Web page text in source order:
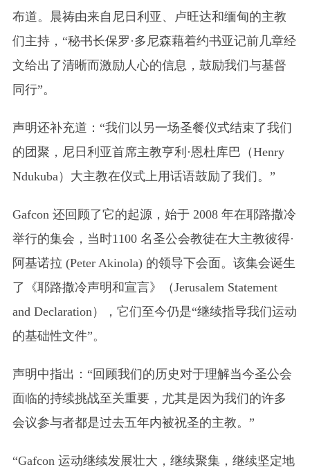
布道。晨祷由来自尼日利亚、卢旺达和缅甸的主教
们主持，“秘书长保罗·多尼森藉着约书亚记前几章经
文给出了清晰而激励人心的信息，鼓励我们与基督
同行”。
声明还补充道：“我们以另一场圣餐仪式结束了我们
的团聚，尼日利亚首席主教亨利·恩杜库巴（Henry
Ndukuba）大主教在仪式上用话语鼓励了我们。”
Gafcon 还回顾了它的起源，始于 2008 年在耶路撒冷
举行的集会，当时1100 名圣公会教徒在大主教彼得·
阿基诺拉 (Peter Akinola) 的领导下会面。该集会诞生
了《耶路撒冷声明和宣言》（Jerusalem Statement
and Declaration），它们至今仍是“继续指导我们运动
的基础性文件”。
声明中指出：“回顾我们的历史对于理解当今圣公会
面临的持续挑战至关重要，尤其是因为我们的许多
会议参与者都是过去五年内被祝圣的主教。”
“Gafcon 运动继续发展壮大，继续聚集，继续坚定地